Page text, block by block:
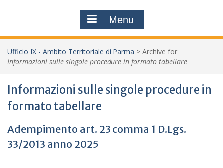
Menu
Ufficio IX - Ambito Territoriale di Parma > Archive for
Informazioni sulle singole procedure in formato tabellare
Informazioni sulle singole procedure in
formato tabellare
Adempimento art. 23 comma 1 D.Lgs.
33/2013 anno 2025